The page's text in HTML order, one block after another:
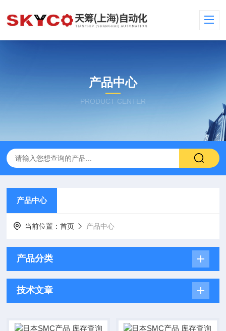
产品中心
PRODUCT CENTER
产品中心
当前位置：首页 产品中心
产品分类
技术文章